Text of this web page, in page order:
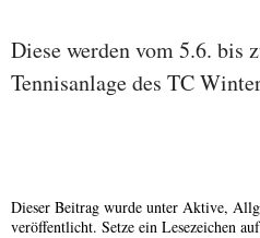
Diese werden vom 5.6. bis
Tennisanlage des TC
Dieser Beitrag wurde unter Aktive,
veröffentlicht. Setze ein Lesezeichen